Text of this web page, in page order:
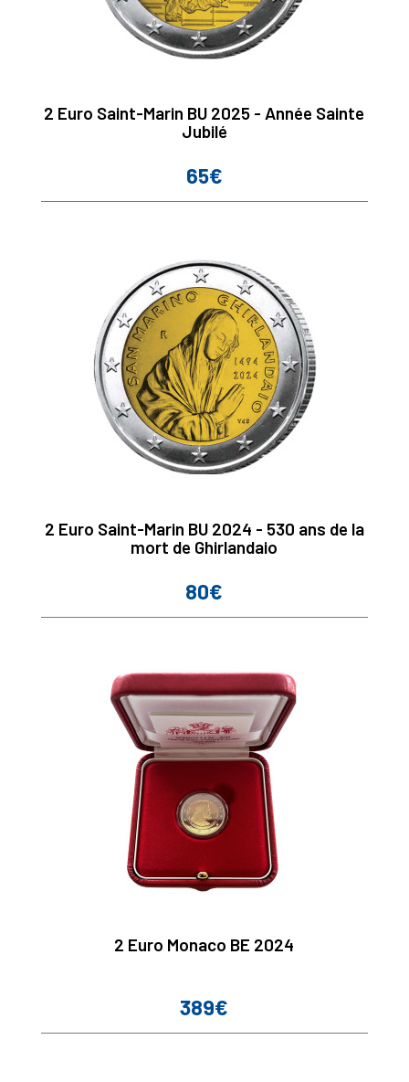
2 Euro Saint-Marin BU 2025 - Année Sainte
Jubilé
Prix
65€
2 Euro Saint-Marin BU 2024 - 530 ans de la
mort de Ghirlandaio
Prix
80€
2 Euro Monaco BE 2024
Prix
389€